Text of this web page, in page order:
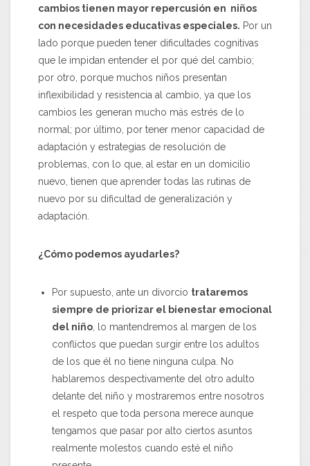
cambios tienen mayor repercusión en niños
con necesidades educativas especiales. Por un
lado porque pueden tener dificultades cognitivas
que le impidan entender el por qué del cambio;
por otro, porque muchos niños presentan
inflexibilidad y resistencia al cambio, ya que los
cambios les generan mucho más estrés de lo
normal; por último, por tener menor capacidad de
adaptación y estrategias de resolución de
problemas, con lo que, al estar en un domicilio
nuevo, tienen que aprender todas las rutinas de
nuevo por su dificultad de generalización y
adaptación.
¿Cómo podemos ayudarles?
Por supuesto, ante un divorcio trataremos
siempre de priorizar el bienestar emocional
del niño , lo mantendremos al margen de los
conflictos que puedan surgir entre los adultos
de los que él no tiene ninguna culpa. No
hablaremos despectivamente del otro adulto
delante del niño y mostraremos entre nosotros
el respeto que toda persona merece aunque
tengamos que pasar por alto ciertos asuntos
realmente molestos cuando esté el niño